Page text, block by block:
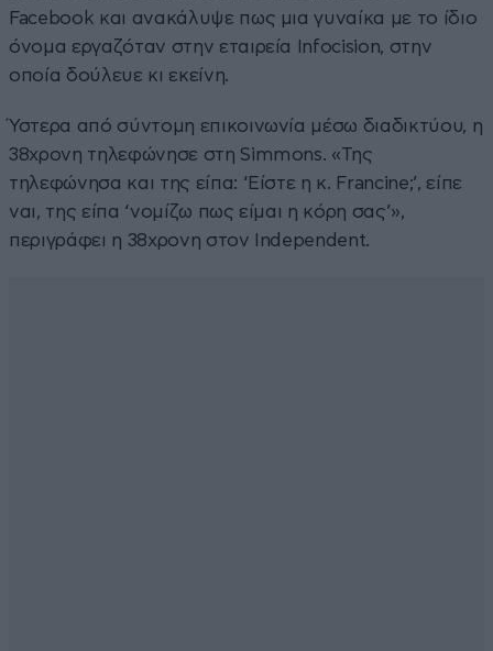
Facebook και ανακάλυψε πως μια γυναίκα με το ίδιο
όνομα εργαζόταν στην εταιρεία Infocision, στην
οποία δούλευε κι εκείνη.
Ύστερα από σύντομη επικοινωνία μέσω διαδικτύου, η
38χρονη τηλεφώνησε στη Simmons. «Της
τηλεφώνησα και της είπα: ‘Είστε η κ. Francine;’, είπε
ναι, της είπα ‘νομίζω πως είμαι η κόρη σας’»,
περιγράφει η 38χρονη στον Independent.